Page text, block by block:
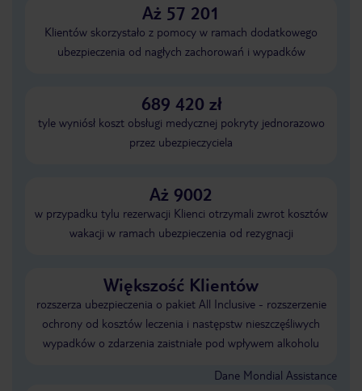
Aż 57 201
Klientów skorzystało z pomocy w ramach dodatkowego
ubezpieczenia od nagłych zachorowań i wypadków
689 420 zł
tyle wyniósł koszt obsługi medycznej pokryty jednorazowo
przez ubezpieczyciela
Aż 9002
w przypadku tylu rezerwacji Klienci otrzymali zwrot kosztów
wakacji w ramach ubezpieczenia od rezygnacji
Większość Klientów
rozszerza ubezpieczenia o pakiet All Inclusive - rozszerzenie
ochrony od kosztów leczenia i następstw nieszczęśliwych
wypadków o zdarzenia zaistniałe pod wpływem alkoholu
Dane Mondial Assistance